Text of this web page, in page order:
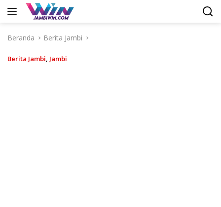
Langsung
Beranda
Berita Jambi
Berita Jambi, Jambi